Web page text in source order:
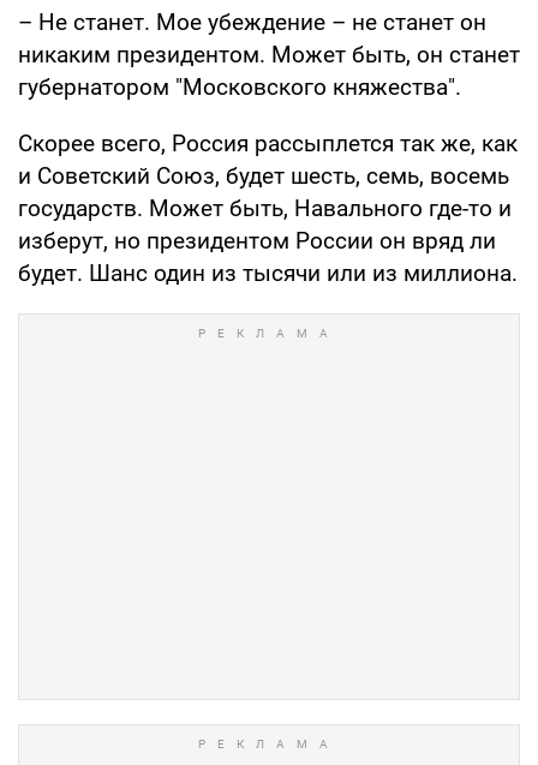
– Не станет. Мое убеждение – не станет он
никаким президентом. Может быть, он станет
губернатором "Московского княжества".
Скорее всего, Россия рассыплется так же, как
и Советский Союз, будет шесть, семь, восемь
государств. Может быть, Навального где-то и
изберут, но президентом России он вряд ли
будет. Шанс один из тысячи или из миллиона.